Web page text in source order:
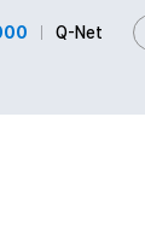
Q-Net